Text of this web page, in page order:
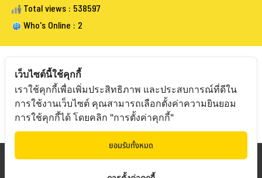
Total views : 538597
Who's Online : 2
FOLLOW BANGKOKAUCTIONEERS
Copyright © 2019 Bangkokauctioneers | Credits
เว็บไซต์นี้ใช้คุกกี้
เราใช้คุกกี้เพื่อเพิ่มประสิทธิภาพ และประสบการณ์ที่ดีใน
การใช้งานเว็บไซต์ คุณสามารถเลือกตั้งค่าความยินยอม
การใช้คุกกี้ได้ โดยคลิก "การตั้งค่าคุกกี้"
ยอมรับทั้งหมด